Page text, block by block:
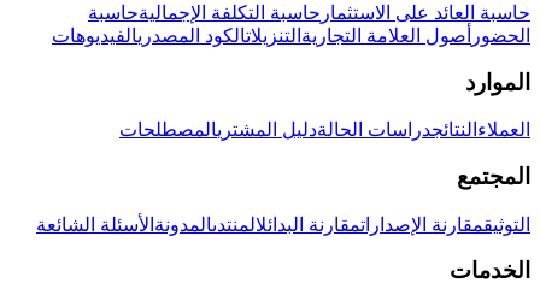
حاسبة العائد على الاستثمار حاسبة التكلفة الإجماليةحاسبة
الحضور أصول العلامة التجارية التنزيلاتالكود المصدريالفيديوهات
الموارد
العملاء النتائجدراسات الحالةدليل المشتريالمصطلحات
المجتمع
التوثيقمقارنة الإصداراتمقارنة البدائلالمنتدىالمدونة الأسئلة الشائعة
الخدمات